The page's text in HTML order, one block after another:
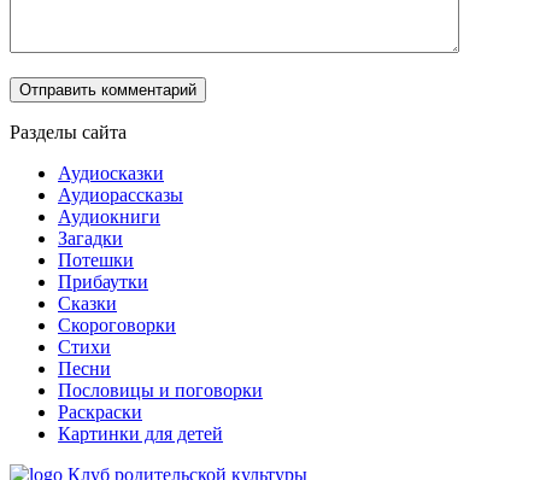
Разделы сайта
Аудиосказки
Аудиорассказы
Аудиокниги
Загадки
Потешки
Прибаутки
Сказки
Скороговорки
Стихи
Песни
Пословицы и поговорки
Раскраски
Картинки для детей
Клуб родительской культуры